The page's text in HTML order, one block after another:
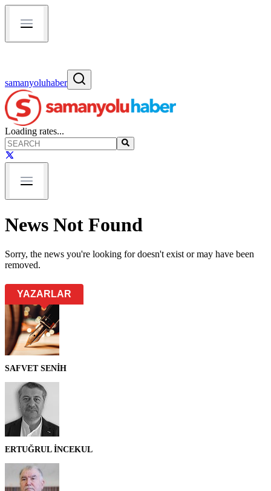
samanyoluhaber
Loading rates...
News Not Found
Sorry, the news you're looking for doesn't exist or may have been
removed.
YAZARLAR
SAFVET SENİH
ERTUĞRUL İNCEKUL